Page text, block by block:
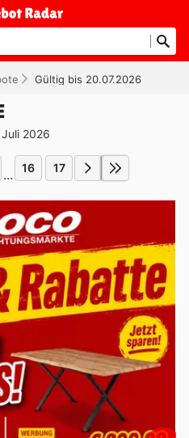
Gültig bis 20.07.2026
2026
... 16 17